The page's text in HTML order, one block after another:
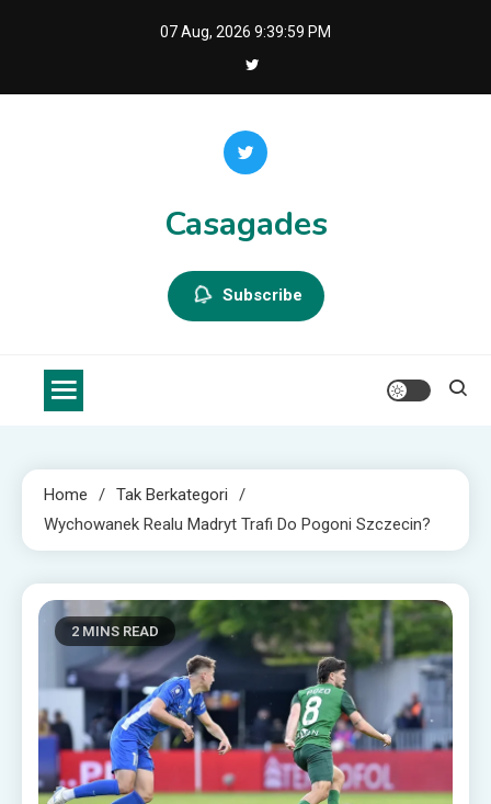
07 Aug, 2026 9:40:00 PM
Casagades
Subscribe
Home
Tak Berkategori
Wychowanek Realu Madryt Trafi Do Pogoni Szczecin?
2 MINS READ